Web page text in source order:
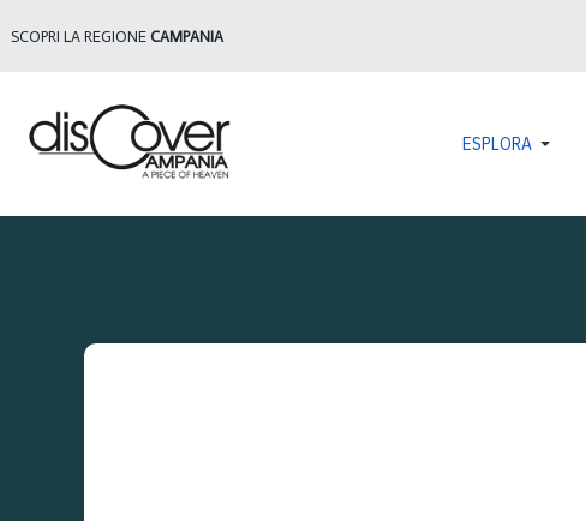
SCOPRI LA REGIONE CAMPANIA
ESPLORA